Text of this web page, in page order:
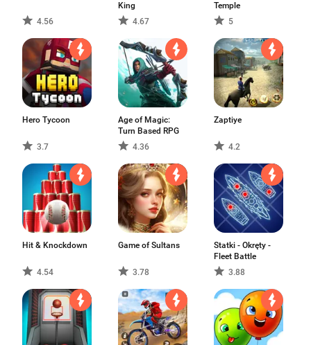
4.56
King
4.67
Temple
5
Hero Tycoon
3.7
Age of Magic:
Turn Based RPG
4.36
Zaptiye
4.2
Hit & Knockdown
4.54
Game of Sultans
3.78
Statki - Okręty -
Fleet Battle
3.88